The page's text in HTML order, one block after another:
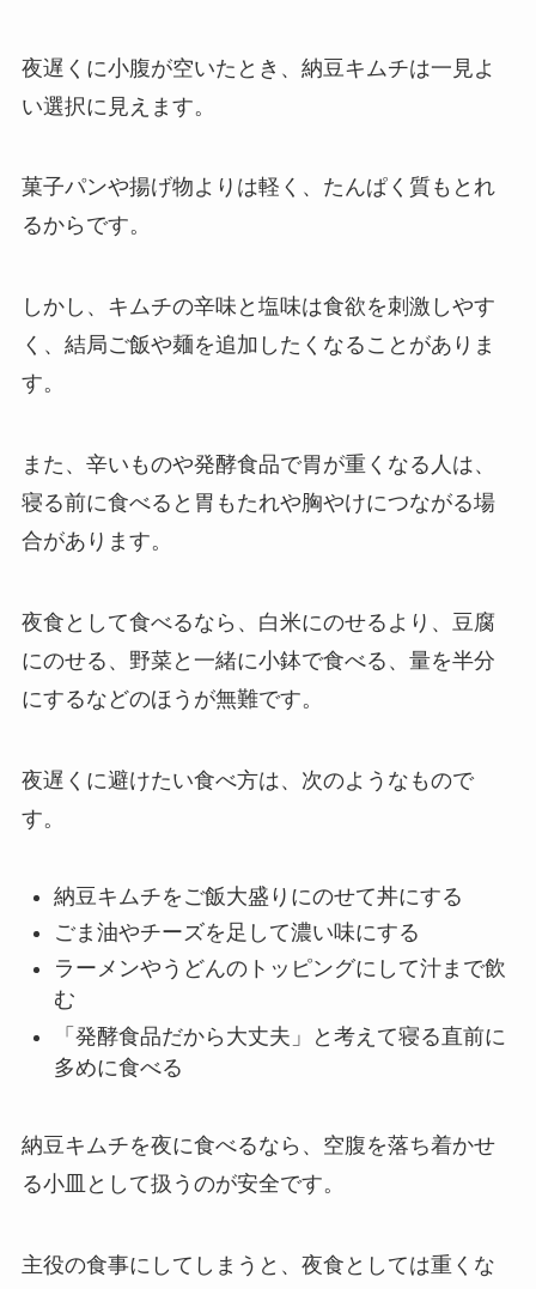
夜遅くに小腹が空いたとき、納豆キムチは一見よ
い選択に見えます。
菓子パンや揚げ物よりは軽く、たんぱく質もとれ
るからです。
しかし、キムチの辛味と塩味は食欲を刺激しやす
く、結局ご飯や麺を追加したくなることがありま
す。
また、辛いものや発酵食品で胃が重くなる人は、
寝る前に食べると胃もたれや胸やけにつながる場
合があります。
夜食として食べるなら、白米にのせるより、豆腐
にのせる、野菜と一緒に小鉢で食べる、量を半分
にするなどのほうが無難です。
夜遅くに避けたい食べ方は、次のようなもので
す。
納豆キムチをご飯大盛りにのせて丼にする
ごま油やチーズを足して濃い味にする
ラーメンやうどんのトッピングにして汁まで飲
む
「発酵食品だから大丈夫」と考えて寝る直前に
多めに食べる
納豆キムチを夜に食べるなら、空腹を落ち着かせ
る小皿として扱うのが安全です。
主役の食事にしてしまうと、夜食としては重くな